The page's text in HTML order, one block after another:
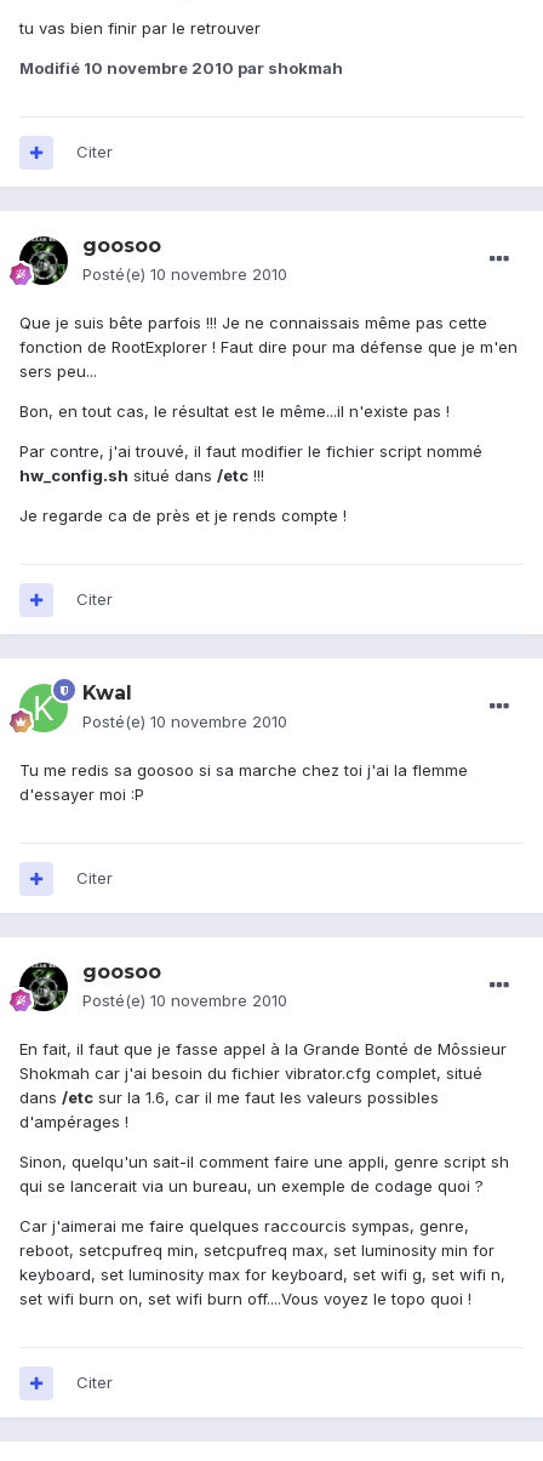
tu vas bien finir par le retrouver
Modifié 10 novembre 2010 par shokmah
Citer
goosoo
Posté(e) 10 novembre 2010
Que je suis bête parfois !!! Je ne connaissais même pas cette
fonction de RootExplorer ! Faut dire pour ma défense que je m'en
sers peu...
Bon, en tout cas, le résultat est le même...il n'existe pas !
Par contre, j'ai trouvé, il faut modifier le fichier script nommé
hw_config.sh situé dans /etc !!!
Je regarde ca de près et je rends compte !
Citer
Kwal
Posté(e) 10 novembre 2010
Tu me redis sa goosoo si sa marche chez toi j'ai la flemme
d'essayer moi :P
Citer
goosoo
Posté(e) 10 novembre 2010
En fait, il faut que je fasse appel à la Grande Bonté de Môssieur
Shokmah car j'ai besoin du fichier vibrator.cfg complet, situé
dans /etc sur la 1.6, car il me faut les valeurs possibles
d'ampérages !
Sinon, quelqu'un sait-il comment faire une appli, genre script sh
qui se lancerait via un bureau, un exemple de codage quoi ?
Car j'aimerai me faire quelques raccourcis sympas, genre,
reboot, setcpufreq min, setcpufreq max, set luminosity min for
keyboard, set luminosity max for keyboard, set wifi g, set wifi n,
set wifi burn on, set wifi burn off....Vous voyez le topo quoi !
Citer